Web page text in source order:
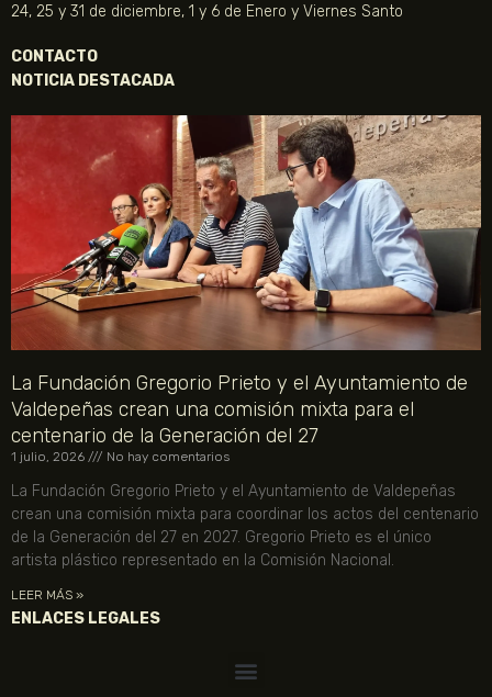
24, 25 y 31 de diciembre, 1 y 6 de Enero y Viernes Santo
CONTACTO
NOTICIA DESTACADA
La Fundación Gregorio Prieto y el Ayuntamiento de
Valdepeñas crean una comisión mixta para el
centenario de la Generación del 27
1 julio, 2026 No hay comentarios
La Fundación Gregorio Prieto y el Ayuntamiento de Valdepeñas
crean una comisión mixta para coordinar los actos del centenario
de la Generación del 27 en 2027. Gregorio Prieto es el único
artista plástico representado en la Comisión Nacional.
LEER MÁS »
ENLACES LEGALES